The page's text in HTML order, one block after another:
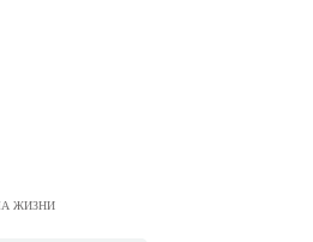
ЖИЗНИ